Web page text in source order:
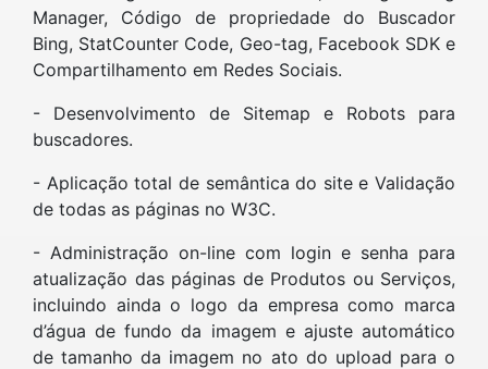
Manager, Código de propriedade do Buscador
Bing, StatCounter Code, Geo-tag, Facebook SDK e
Compartilhamento em Redes Sociais.
- Desenvolvimento de Sitemap e Robots para
buscadores.
- Aplicação total de semântica do site e Validação
de todas as páginas no W3C.
- Administração on-line com login e senha para
atualização das páginas de Produtos ou Serviços,
incluindo ainda o logo da empresa como marca
d’água de fundo da imagem e ajuste automático
de tamanho da imagem no ato do upload para o